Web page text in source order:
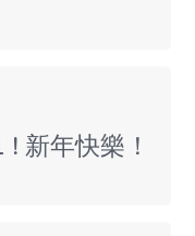
新年快樂！